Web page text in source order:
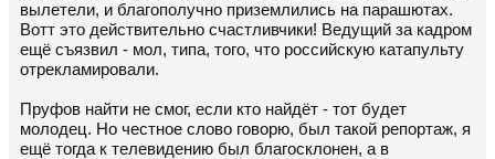
вылетели, и благополучно приземлились на парашютах.
Вотт это действительно счастливчики! Ведущий за кадром
ещё съязвил - мол, типа, того, что российскую катапульту
отрекламировали.
Пруфов найти не смог, если кто найдёт - тот будет
молодец. Но честное слово говорю, был такой репортаж, я
ещё тогда к телевидению был благосклонен, а в